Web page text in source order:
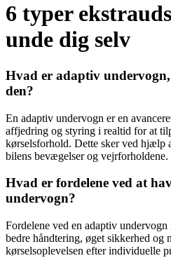
6 typer
unde dig selv
Hvad er adaptiv
den?
En adaptiv undervogn er en
affjedring og styring i realtid for at
kørselsforhold. Dette sker ved hjælp
bilens bevægelser og vejrforholdene.
Hvad er fordelene ved at
undervogn?
Fordelene ved en adaptiv
bedre håndtering, øget sikkerhed og
kørselsoplevelsen efter individuelle